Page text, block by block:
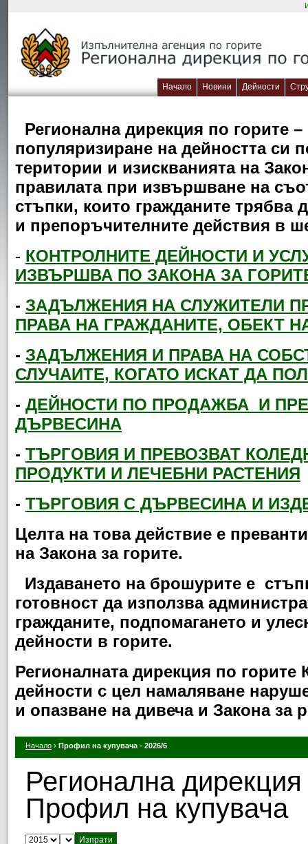
Начало Новини Дейности
Регионална дирекция по горите
популяризиране на дейността си
територии и изискванията на
правилата при извършване на
стъпки, които гражданите трябва
и препоръчителните действия в
- КОНТРОЛНИТЕ ДЕЙНОСТИ И
ИЗВЪРШВА ПО ЗАКОНА ЗА
- ЗАДЪЛЖЕНИЯ НА СЛУЖИТЕЛИ
ПРАВА НА ГРАЖДАНИТЕ, ОБЕКТ
- ЗАДЪЛЖЕНИЯ И ПРАВА НА
СЛУЧАИТЕ, КОГАТО ИСКАТ ДА
- ДЕЙНОСТИ ПО ПРОДАЖБА И
ДЪРВЕСИНА
- ТЪРГОВИЯ И ПРЕВОЗВАТ
ПРОДУКТИ И ЛЕЧЕБНИ РАСТЕНИЯ
- ТЪРГОВИЯ С ДЪРВЕСИНА И
Целта на това действие е
на Закона за горите.
Издаването на брошурите е
готовност да използва
гражданите, подпомагането и
дейности в горите.
Регионалната дирекция по
дейности с цел намаляване
и опазване на дивеча и Закона за
Начало › Профил на купувача - 2026/6
Регионална
Профил на купувача
Изберете година:Изберете месец: